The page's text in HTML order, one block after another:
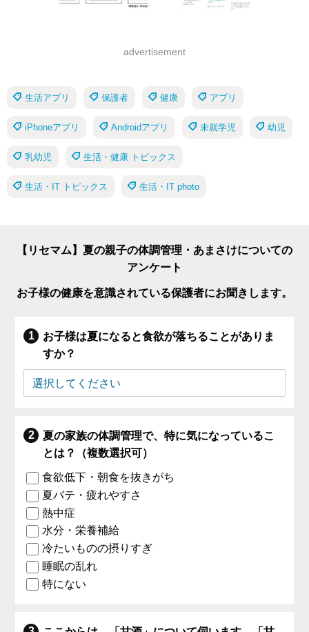
advertisement
生活アプリ 保護者 健康 アプリ
iPhoneアプリ Androidアプリ 未就学児 幼児
乳幼児 生活・健康 トピックス
生活・IT トピックス 生活・IT photo
【リセマム】夏の親子の体調管理・あまさけについての
アンケート
お子様の健康を意識されている保護者にお聞きします。
お子様は夏になると食欲が落ちることがありま
すか？
夏の家族の体調管理で、特に気になっているこ
とは？（複数選択可）
食欲低下・朝食を抜きがち
夏バテ・疲れやすさ
熱中症
水分・栄養補給
冷たいものの摂りすぎ
睡眠の乱れ
特にない